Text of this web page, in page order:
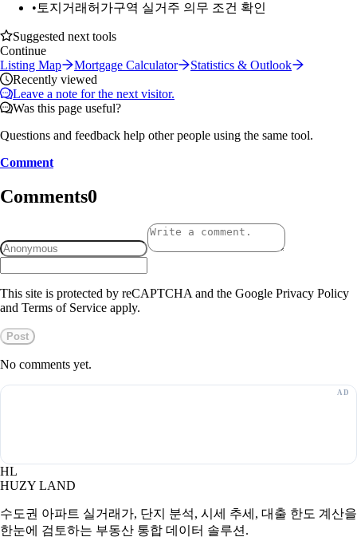
• 토지거래허가구역 실거주 의무 조건 확인
Suggested next tools
Continue
Listing Map
Mortgage Calculator
Statistics & Outlook
Recently viewed
Leave a note for the next visitor.
Was this page useful?
Questions and feedback help other people using the same tool.
Comment
Comments0
This site is protected by reCAPTCHA and the Google Privacy Policy
and Terms of Service apply.
Post
No comments yet.
HL
HUZY LAND
수도권 아파트 실거래가, 단지 분석, 시세 추세, 대출 한도 계산을
한눈에 검토하는 부동산 통합 데이터 솔루션.